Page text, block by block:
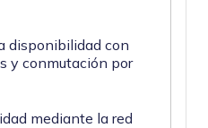
disponibilidad con
y conmutación por
mediante la red